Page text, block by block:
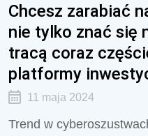
Chcesz zarabiać
nie tylko znać się
tracą coraz
platformy
11 maja 2024
Trend w